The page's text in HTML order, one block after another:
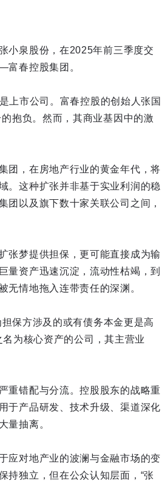
小泉股份，在2025年前三季度交
春控股集团。
上市公司。富春控股的创始人张国
抱负。然而，其商业基因中的激
团，在房地产行业的黄金年代，将
。这种扩张并非基于实业利润的稳
团以及旗下数十家关联公司之间，
张梦提供担保，更可能直接成为输
量资产迅速沉淀，流动性枯竭，到
无情地拖入连带责任的深渊。
保方涉及的或有债务本金更是高
为核心资产的公司，其主营业
重错配与分流。控股股东的战略重
于产品研发、技术升级、渠道深化
抽离。
应对地产业的波澜与金融市场的变
持独立，但在公众认知层面，“张